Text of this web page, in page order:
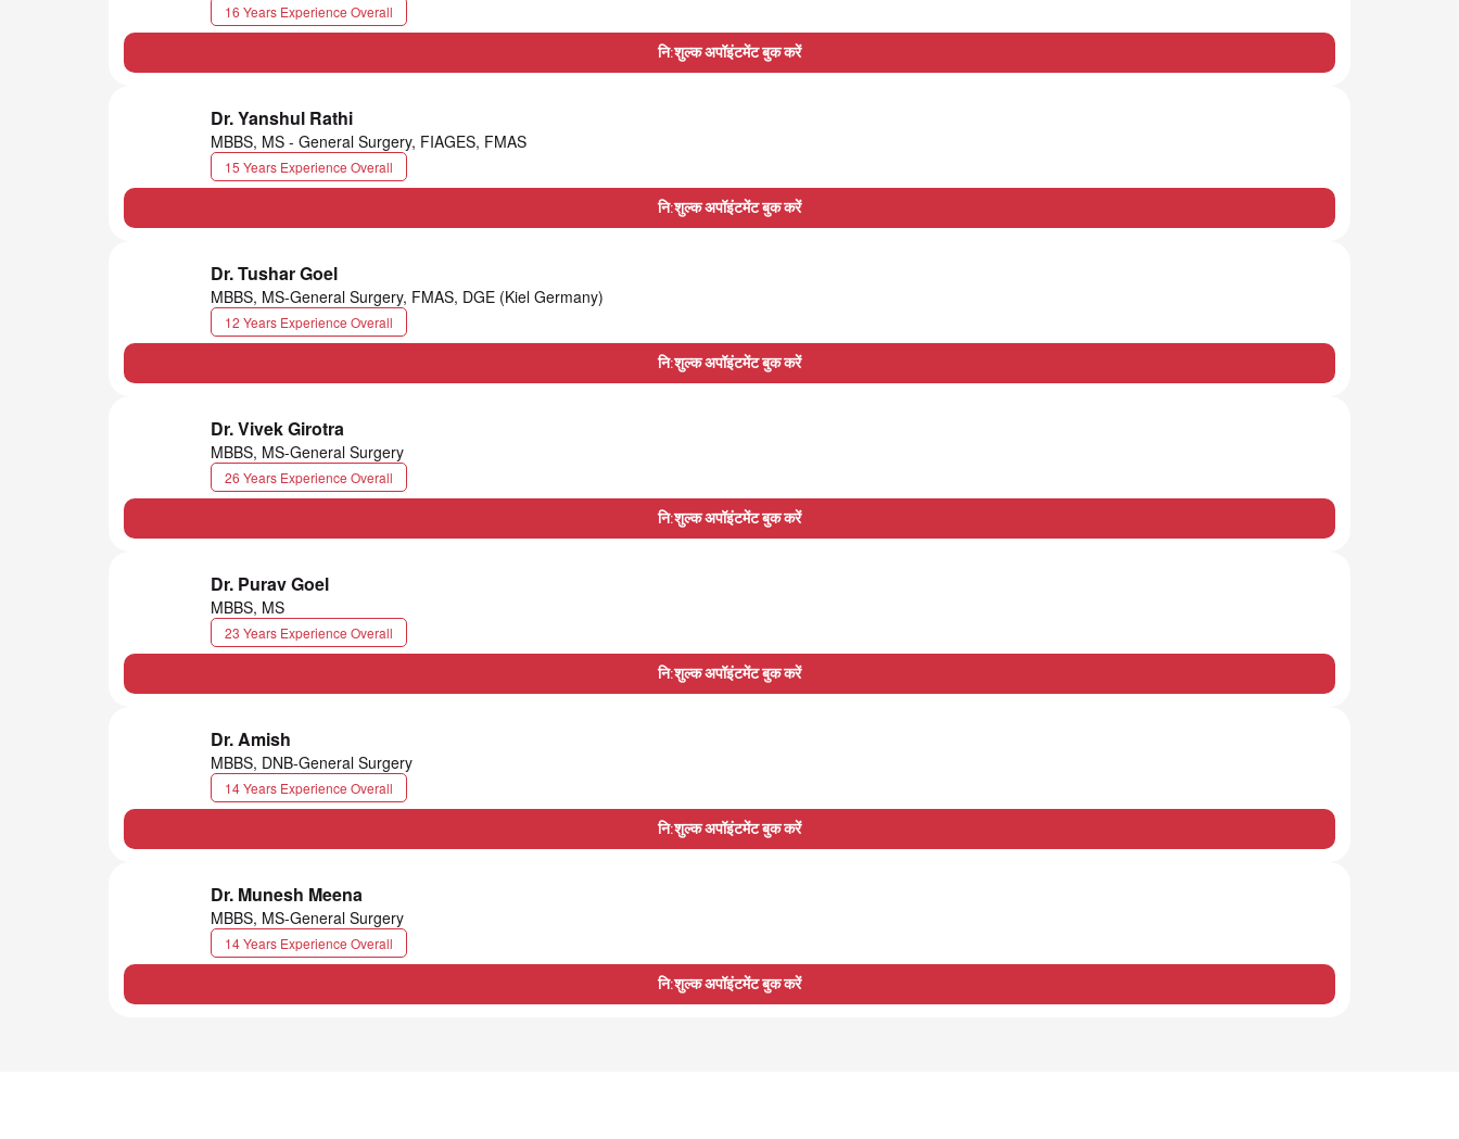
16 Years Experience Overall
नि:शुल्क अपॉइंटमेंट बुक करें
Dr. Yanshul Rathi
MBBS, MS - General Surgery, FIAGES, FMAS
15 Years Experience Overall
नि:शुल्क अपॉइंटमेंट बुक करें
Dr. Tushar Goel
MBBS, MS-General Surgery, FMAS, DGE (Kiel Germany)
12 Years Experience Overall
नि:शुल्क अपॉइंटमेंट बुक करें
Dr. Vivek Girotra
MBBS, MS-General Surgery
26 Years Experience Overall
नि:शुल्क अपॉइंटमेंट बुक करें
Dr. Purav Goel
MBBS, MS
23 Years Experience Overall
नि:शुल्क अपॉइंटमेंट बुक करें
Dr. Amish
MBBS, DNB-General Surgery
14 Years Experience Overall
नि:शुल्क अपॉइंटमेंट बुक करें
Dr. Munesh Meena
MBBS, MS-General Surgery
14 Years Experience Overall
नि:शुल्क अपॉइंटमेंट बुक करें